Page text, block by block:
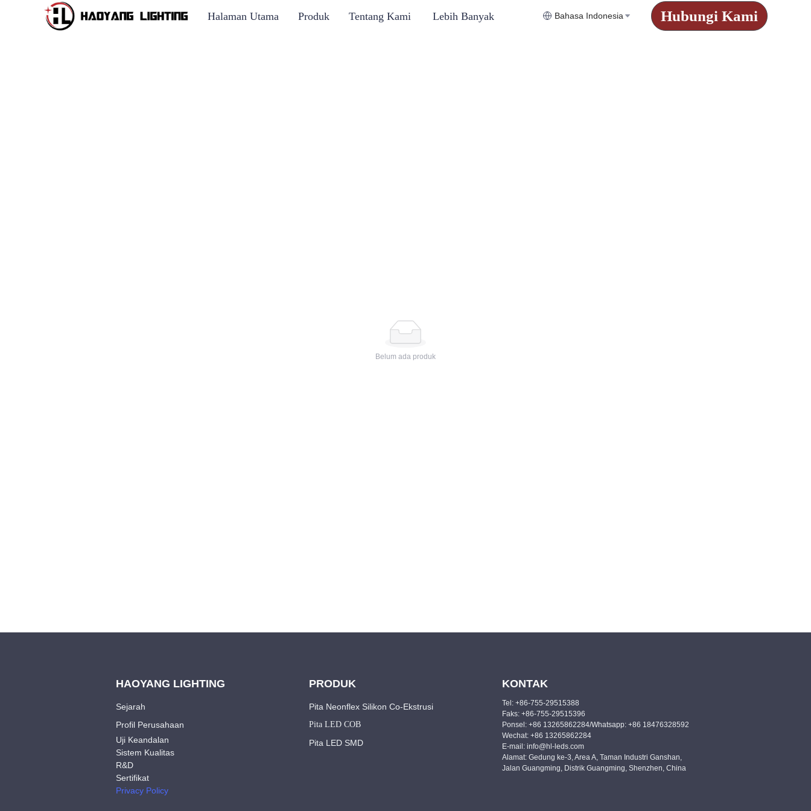
Halaman Utama Produk Tentang Kami Lebih Banyak Bahasa Indonesia Hubungi Kami
Belum ada produk
HAOYANG LIGHTING
Sejarah
Profil Perusahaan
Uji Keandalan
Sistem Kualitas
R&D
Sertifikat
Privacy Policy
PRODUK
Pita Neonflex Silikon Co-Ekstrusi
Pita LED COB
Pita LED SMD
KONTAK
Tel: +86-755-29515388
Faks: +86-755-29515396
Ponsel: +86 13265862284/Whatsapp: +86 18476328592
Wechat: +86 13265862284
E-mail: info@hl-leds.com
Alamat: Gedung ke-3, Area A, Taman Industri Ganshan,
Jalan Guangming, Distrik Guangming, Shenzhen, China